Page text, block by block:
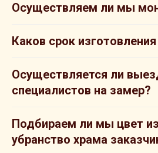
Осуществляем ли мы
Каков срок
Осуществляется ли
специалистов на замер?
Подбираем ли мы цвет
убранство храма